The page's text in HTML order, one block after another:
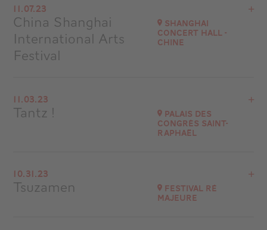
Shanghai Concert Hall
Chine
11.07.23
China Shanghai
International Arts
Festival
Shanghai
Concert Hall -
Chine
Shanghai Concert Hall
Chine
11.03.23
Tantz ! Palais des
Congrès Saint-
Raphaël
Palais des Congrès Saint-Raphaël
at20H30
10.31.23
Tsuzamen Festival Ré
majeure